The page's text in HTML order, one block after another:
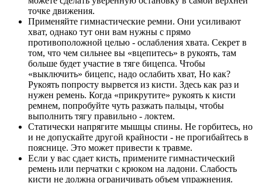
точке движения.
Применяйте гимнастические ремни. Они усиливают
хват, однако тут они вам нужны с прямо
противоположной целью - ослабления хвата. Секрет в
том, что чем сильнее вы «вцепитесь» в рукоять, там
больше будет участие в тяге бицепса. Чтобы
«выключить» бицепс, надо ослабить хват, Но как?
Рукоять попросту вырвется из кисти. Здесь как раз и
нужен ремень. Когда «прикрутите» рукоять к кисти
ремнем, попробуйте чуть разжать пальцы, чтобы
выполнить тягу правильно - локтем.
Статически напрягите мышцы спины. Не горбитесь, но
и не допускайте другой крайности - не прогибайтесь в
пояснице. Это может привести к травме.
Если у вас сдает кисть, примените гимнастический
ремень или перчатки с крюком на ладони. Слабость
кисти не должна ограничивать объем упражнения.